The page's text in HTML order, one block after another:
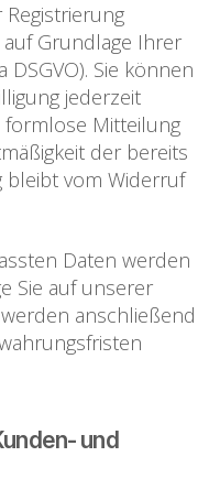
Grundlage Ihrer
DSGVO). Sie können
jederzeit
formlose Mitteilung
der bereits
bleibt vom Widerruf
Daten werden
Sie auf unserer
anschließend
und